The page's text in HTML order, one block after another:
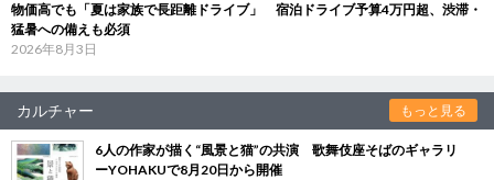
物価高でも「夏は家族で長距離ドライブ」 宿泊ドライブ予算4万円超、渋滞・
猛暑への備えも必須
2026年8月3日
カルチャー もっと見る
6人の作家が描く“風景と猫”の共演 歌舞伎座そばのギャラリ
ーYOHAKUで8月20日から開催